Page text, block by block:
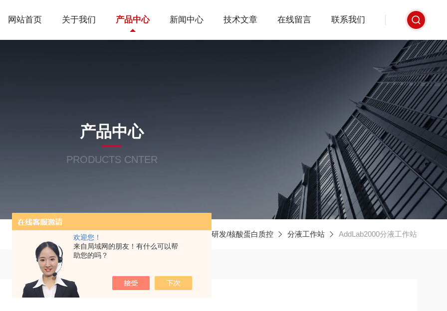
欢迎您！
来自局域网的朋友！有什么可以帮
助您的吗？
网站首页 关于我们 产品中心 新闻中心 技术文章 在线留言 联系我们
产品中心
PRODUCTS CNTER
研发/核酸蛋白质控 分液工作站 AddLab2000分液工作站